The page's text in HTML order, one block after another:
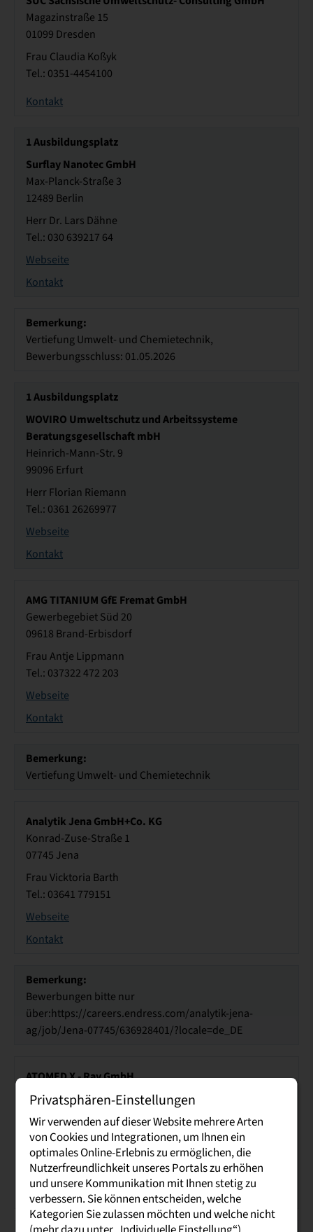
Magazinstraße 15
01099 Dresden
Frau Claudia Koßyk
Tel.: 0351-4454100
Kontakt
1Ausbildungsplatz
Surflay Nanotec GmbH
Max-Planck-Straße 3
12489 Berlin
Herr Dr. Lars Dähne
Tel.: 030 639217 64
Webseite
Kontakt
Bemerkung:
Vertiefung Umwelt- und Chemietechnik,
Bewerbungsschluss: 01.05.2026
1Ausbildungsplatz
WOVIRO Umweltschutz und Arbeitssysteme
Beratungsgesellschaft mbH
Heinrich-Mann-Str. 9
99096 Erfurt
Herr Florian Riemann
Tel.: 0361 26269977
Webseite
Kontakt
AMG TITANIUM GfE Fremat GmbH
Gewerbegebiet Süd 20
09618 Brand-Erbisdorf
Frau Antje Lippmann
Tel.: 037322 472 203
Webseite
Kontakt
Bemerkung:
Vertiefung Umwelt- und Chemietechnik
Analytik Jena GmbH+Co. KG
Konrad-Zuse-Straße 1
07745 Jena
Frau Vicktoria Barth
Tel.: 03641 779151
Webseite
Kontakt
Bemerkung:
Bewerbungen bitte nur
über:https://careers.endress.com/analytik-jena-
ag/job/Jena-07745/636928401/?locale=de_DE
ATOMED X - Ray GmbH
Am Südspeicher 4
01587 Riesa
Frau Eva Georgi
Tel.: 03525 5124 0
Webseite
Kontakt
Privatsphären-Einstellungen
Wir verwenden auf dieser Website mehrere Arten
von Cookies und Integrationen, um Ihnen ein
optimales Online-Erlebnis zu ermöglichen, die
Nutzerfreundlichkeit unseres Portals zu erhöhen
und unsere Kommunikation mit Ihnen stetig zu
verbessern. Sie können entscheiden, welche
Kategorien Sie zulassen möchten und welche nicht